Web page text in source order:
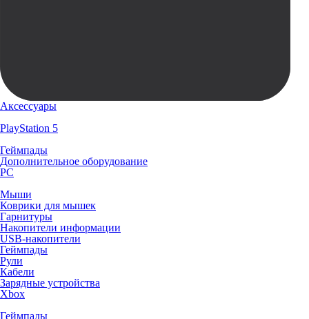
Аксессуары
PlayStation 5
Геймпады
Дополнительное оборудование
PC
Мыши
Коврики для мышек
Гарнитуры
Накопители информации
USB-накопители
Геймпады
Рули
Кабели
Зарядные устройства
Xbox
Геймпады